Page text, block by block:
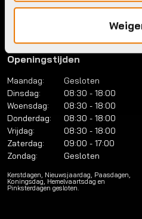
Adres:
Brouwerstraat 8B
Openingstijden
Maandag:
Gesloten
Dinsdag:
08:30 - 18:00
Woensdag:
08:30 - 18:00
Donderdag:
08:30 - 18:00
Vrijdag:
08:30 - 18:00
Zaterdag:
09:00 - 17:00
Zondag:
Gesloten
Kerstdagen, Nieuwsjaardag, Paasdagen,
Koningsdag, Hemelvaartsdag en
Pinksterdagen gesloten.